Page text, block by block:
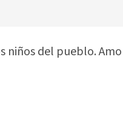
niños del pueblo.